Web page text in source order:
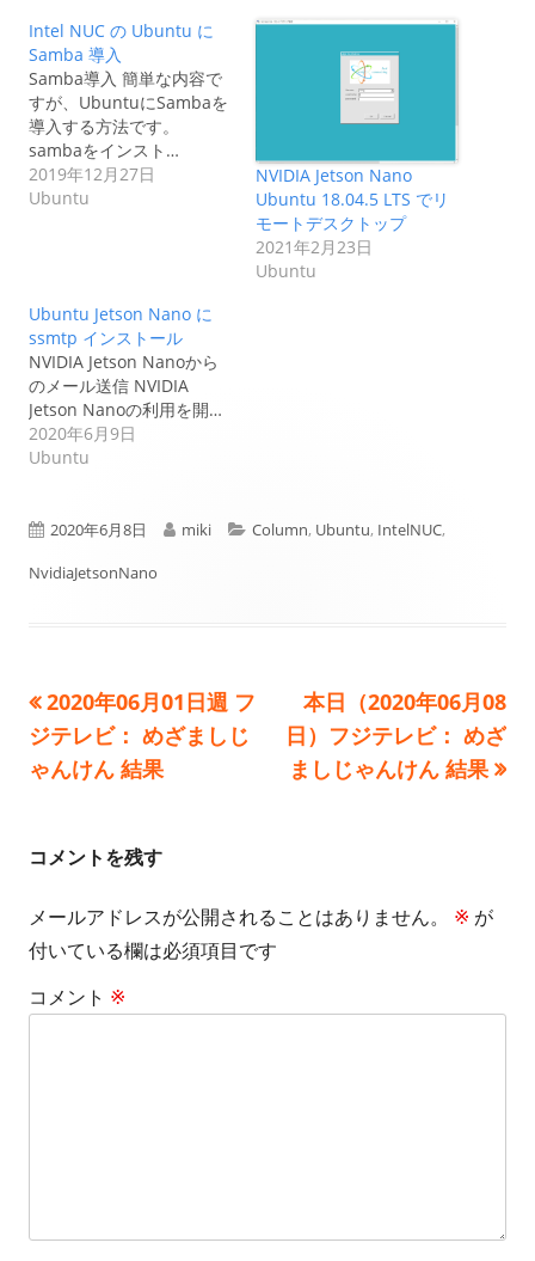
Intel NUC の Ubuntu に
Samba 導入
Samba導入 簡単な内容で
すが、UbuntuにSambaを
導入する方法です。
sambaをインスト…
2019年12月27日
Ubuntu
NVIDIA Jetson Nano
Ubuntu 18.04.5 LTS でリ
モートデスクトップ
2021年2月23日
Ubuntu
Ubuntu Jetson Nano に
ssmtp インストール
NVIDIA Jetson Nanoから
のメール送信 NVIDIA
Jetson Nanoの利用を開…
2020年6月9日
Ubuntu
公
開
2020年6月8日
作
miki
カ
ー
Column, Ubuntu, IntelNUC,
NvidiaJetsonNano
投
稿
ビ
ゲ
ー
シ
前
の
記
2020年06月01日週 フ
ジテレビ： めざましじ
ゃんけん 結果
次
の
記
本日（2020年06月08
日）フジテレビ： めざ
ましじゃんけん 結果
コメントを残す
メールアドレスが公開されることはありません。 ※ が
付いている欄は必須項目です
コメント ※